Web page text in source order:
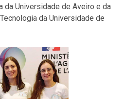
da Universidade de Aveiro e da
da Universidade de